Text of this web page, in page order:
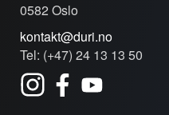
0582 Oslo
kontakt@duri.no
Tel: (+47) 24 13 13 50